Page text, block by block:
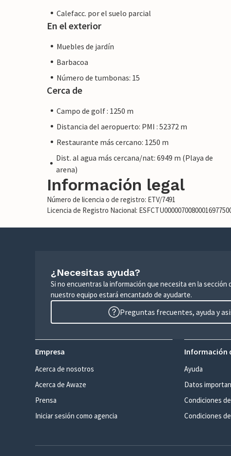
Calefacc. por el suelo parcial
En el exterior
Muebles de jardín
Barbacoa
Número de tumbonas: 15
Cerca de
Campo de golf : 1250 m
Distancia del aeropuerto: PMI : 52372 m
Restaurante más cercano: 1250 m
Dist. al agua más cercana/nat: 6949 m (Playa de
arena)
Información legal
Número de licencia o de registro: ETV/7491
Licencia de Registro Nacional:
¿Necesitas ayuda?
Si no encuentras la información que necesita en la
nuestro equipo estará encantado de ayudarte.
Preguntas frecuentes, ayuda y
Empresa
Acerca de nosotros
Acerca de Awaze
Prensa
Iniciar sesión como agencia
Información
Ayuda
Datos
Condiciones
Condiciones